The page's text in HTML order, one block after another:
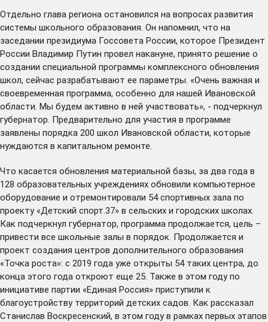
Отдельно глава региона остановился на вопросах развития
системы школьного образования. Он напомнил, что на
заседании президиума Госсовета России, которое Президент
России Владимир Путин провел накануне, принято решение о
создании специальной программы комплексного обновления
школ, сейчас разрабатывают ее параметры. «Очень важная и
своевременная программа, особенно для нашей Ивановской
области. Мы будем активно в ней участвовать», - подчеркнул
губернатор. Предварительно для участия в программе
заявлены порядка 200 школ Ивановской области, которые
нуждаются в капитальном ремонте.
Что касается обновления материальной базы, за два года в
128 образовательных учреждениях обновили компьютерное
оборудование и отремонтировали 54 спортивных зала по
проекту «Детский спорт.37» в сельских и городских школах.
Как подчеркнул губернатор, программа продолжается, цель –
привести все школьные залы в порядок. Продолжается и
проект создания центров дополнительного образования
«Точка роста»: с 2019 года уже открыты 54 таких центра, до
конца этого года откроют еще 25. Также в этом году по
инициативе партии «Единая Россия» приступили к
благоустройству территорий детских садов. Как рассказал
Станислав Воскресенский, в этом году в рамках первых этапов